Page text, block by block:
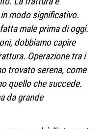
modo significativo.
male prima di oggi.
dobbiamo capire
Operazione tra i
trovato serena, come
quello che succede.
da grande